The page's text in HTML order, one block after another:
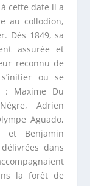
cette date il a
au collodion,
Dès 1849, sa
assurée et
reconnu de
ou se
: Maxime Du
Adrien
Aguado,
et Benjamin
dans
la forêt de